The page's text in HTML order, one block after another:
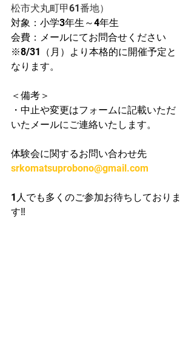
松市犬丸町甲61番地）
対象：小学3年生～4年生
会費：メールにてお問合せください
※8/31（月）より本格的に開催予定と
なります。
＜備考＞
・中止や変更はフォームに記載いただ
いたメールにご連絡いたします。
体験会に関するお問い合わせ先
srkomatsuprobono@gmail.com
1人でも多くのご参加お待ちしておりま
す‼